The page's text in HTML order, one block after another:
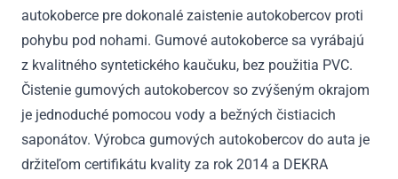
autokoberce pre dokonalé zaistenie autokobercov proti
pohybu pod nohami. Gumové autokoberce sa vyrábajú
z kvalitného syntetického kaučuku, bez použitia PVC.
Čistenie gumových autokobercov so zvýšeným okrajom
je jednoduché pomocou vody a bežných čistiacich
saponátov. Výrobca gumových autokobercov do auta je
držiteľom certifikátu kvality za rok 2014 a DEKRA